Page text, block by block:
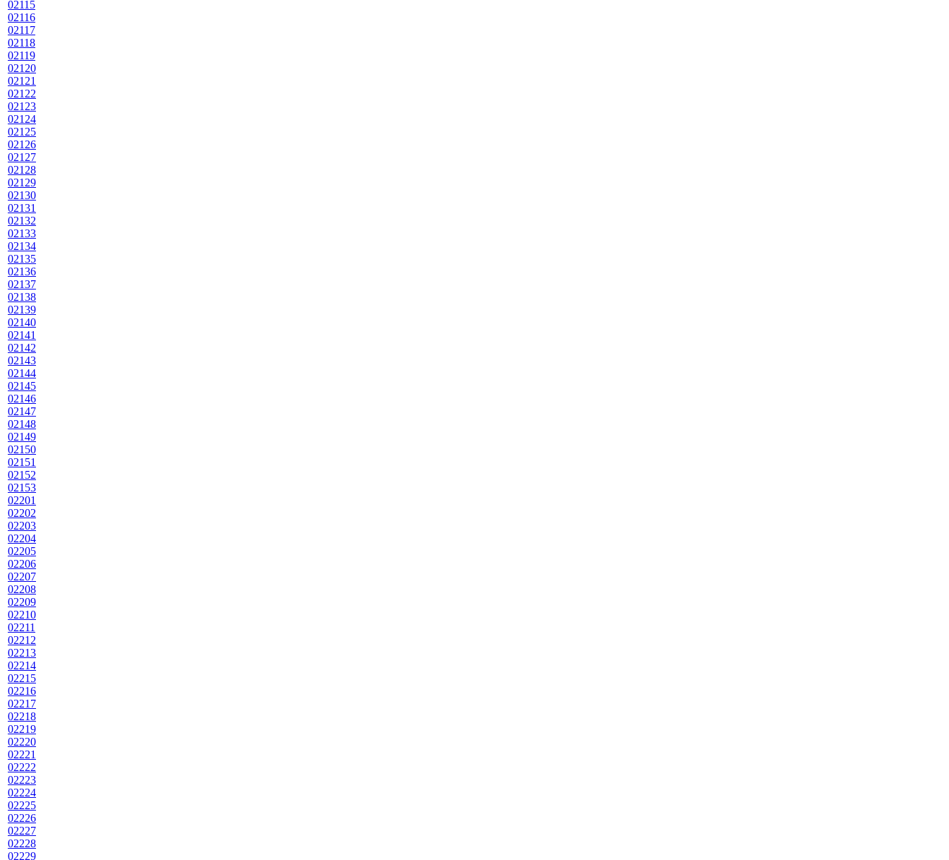
02115
02116
02117
02118
02119
02120
02121
02122
02123
02124
02125
02126
02127
02128
02129
02130
02131
02132
02133
02134
02135
02136
02137
02138
02139
02140
02141
02142
02143
02144
02145
02146
02147
02148
02149
02150
02151
02152
02153
02201
02202
02203
02204
02205
02206
02207
02208
02209
02210
02211
02212
02213
02214
02215
02216
02217
02218
02219
02220
02221
02222
02223
02224
02225
02226
02227
02228
02229